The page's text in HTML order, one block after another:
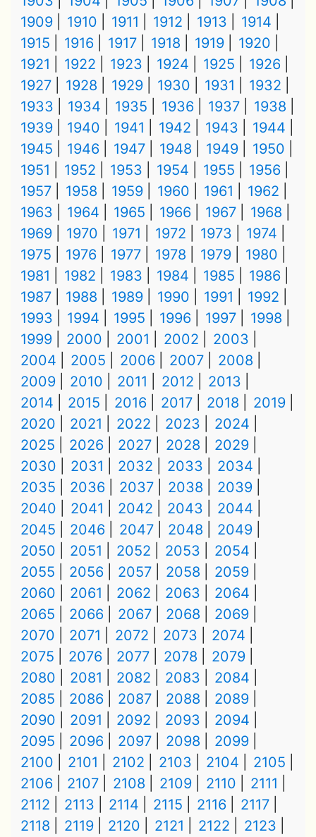
1909
1910 1911 1912 1913
1914
1915
1916 1917 1918 1919
1920
1921
1922 1923 1924 1925
1926
1927
1928 1929 1930 1931
1932
1933
1934 1935 1936 1937
1938
1939
1940 1941 1942 1943
1944
1945
1946 1947 1948 1949
1950
1951
1952 1953 1954 1955
1956
1957
1958 1959 1960 1961
1962
1963
1964 1965 1966 1967
1968
1969
1970 1971 1972 1973
1974
1975
1976 1977 1978 1979
1980
1981
1982 1983 1984 1985
1986
1987
1988 1989 1990 1991
1992
1993
1994 1995 1996 1997
1998
1999
2000 2001 2002
2003
2004
2005 2006 2007
2008
2009
2010 2011 2012
2013
2014
2015 2016 2017 2018
2019
2020
2021 2022 2023
2024
2025
2026 2027 2028
2029
2030
2031 2032 2033
2034
2035
2036 2037 2038
2039
2040
2041 2042 2043
2044
2045
2046 2047 2048
2049
2050
2051 2052 2053
2054
2055
2056 2057 2058
2059
2060
2061 2062 2063
2064
2065
2066 2067 2068
2069
2070
2071 2072 2073
2074
2075
2076 2077 2078
2079
2080
2081 2082 2083
2084
2085
2086 2087 2088
2089
2090
2091 2092 2093
2094
2095
2096 2097 2098
2099
2100
2101 2102 2103 2104
2105
2106
2107 2108 2109 2110
2111
2112
2113 2114 2115 2116
2117
2118
2119 2120 2121 2122 2123